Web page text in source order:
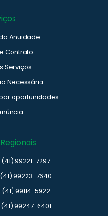
Anuidade
Contrato
Serviços
Necessária
oportunidades
(41) 99221-7297
(41) 99223-7640
(41) 99114-5922
99247-6401